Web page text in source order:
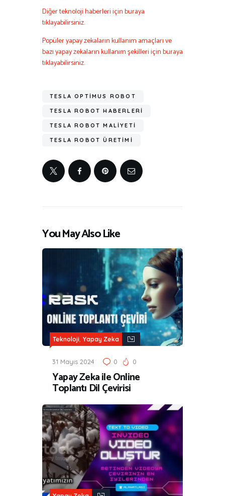
Diğer teknoloji haberleri için buraya
tıklayabilirsiniz.
Popüler yapay zekaların kullanım amaçları ve
bazı yapay zekaların kullanım şekilleri için buraya
tıklayabilirsiniz.
TESLA OPTIMUS ROBOT
TESLA ROBOT HABERLERI
TESLA ROBOT MALIYETI
TESLA ROBOT ÜRETIMI
You May Also Like
Teknoloji, Yapay Zeka
31 Mayıs 2024 0 0
Yapay Zeka ile Online
Toplantı Dil Çevirisi